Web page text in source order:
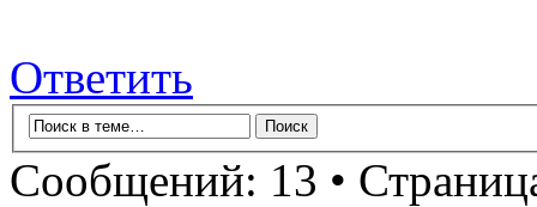
Ответить
Сообщений: 13 •